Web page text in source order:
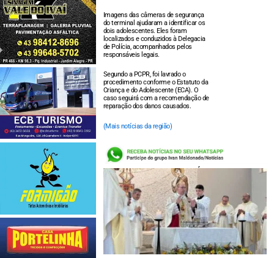
Imagens das câmeras de segurança
do terminal ajudaram a identificar os
dois adolescentes. Eles foram
localizados e conduzidos à Delegacia
de Polícia, acompanhados pelos
responsáveis legais.
Segundo a PCPR, foi lavrado o
procedimento conforme o Estatuto da
Criança e do Adolescente (ECA). O
caso seguirá com a recomendação de
reparação dos danos causados.
(Mais notícias da região)
LEIA TAMBÉM: